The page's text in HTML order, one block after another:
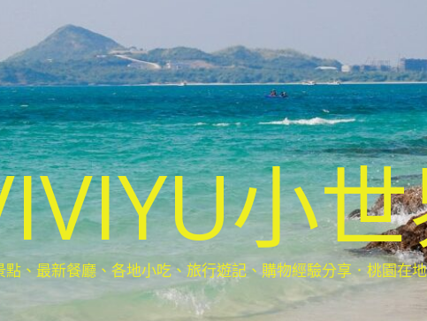
小
點、最新餐廳、各地小吃、旅行遊記、購物經驗分享．桃園在